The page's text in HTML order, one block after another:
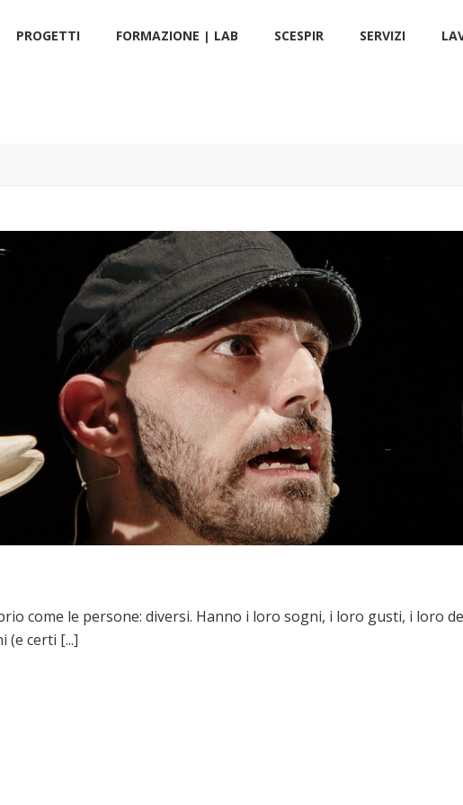
PROGETTI FORMAZIONE | LAB SCÉSPIR SERVIZI
come le persone: diversi. Hanno i loro sogni, i loro gusti, i loro
(e certi [...]